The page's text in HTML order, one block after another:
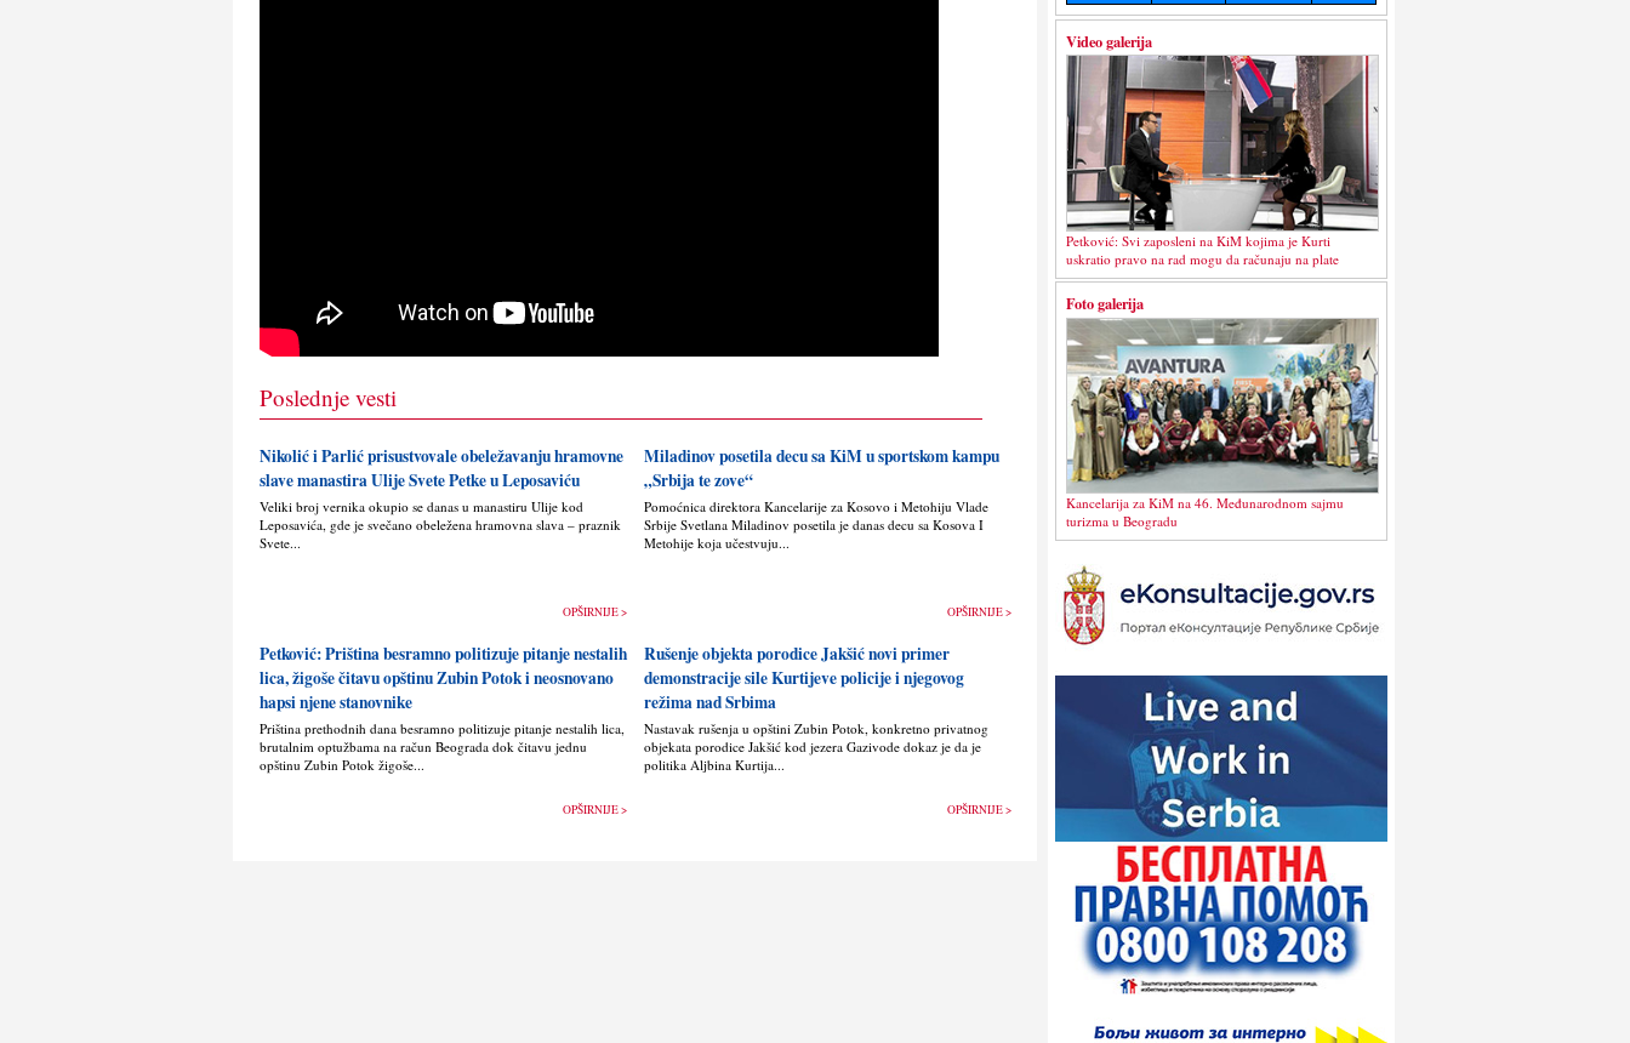
Video galerija
Petković: Svi zaposleni na KiM kojima je Kurti
uskratio pravo na rad mogu da računaju na plate
Foto galerija
Kancelarija za KiM na 46. Međunarodnom sajmu
turizma u Beogradu
Poslednje vesti
Nikolić i Parlić prisustvovale obeležavanju hramovne
slave manastira Ulije Svete Petke u Leposaviću
Veliki broj vernika okupio se danas u manastiru Ulije kod
Leposavića, gde je svečano obeležena hramovna slava – praznik
Svete...
OPŠIRNIJE >
Miladinov posetila decu sa KiM u sportskom kampu
„Srbija te zove“
Pomoćnica direktora Kancelarije za Kosovo i Metohiju Vlade
Srbije Svetlana Miladinov posetila je danas decu sa Kosova I
Metohije koja učestvuju...
OPŠIRNIJE >
Petković: Priština besramno politizuje pitanje nestalih
lica, žigoše čitavu opštinu Zubin Potok i neosnovano
hapsi njene stanovnike
Priština prethodnih dana besramno politizuje pitanje nestalih lica,
brutalnim optužbama na račun Beograda dok čitavu jednu
opštinu Zubin Potok žigoše...
OPŠIRNIJE >
Rušenje objekta porodice Jakšić novi primer
demonstracije sile Kurtijeve policije i njegovog
režima nad Srbima
Nastavak rušenja u opštini Zubin Potok, konkretno privatnog
objekata porodice Jakšić kod jezera Gazivode dokaz je da je
politika Alјbina Kurtija...
OPŠIRNIJE >